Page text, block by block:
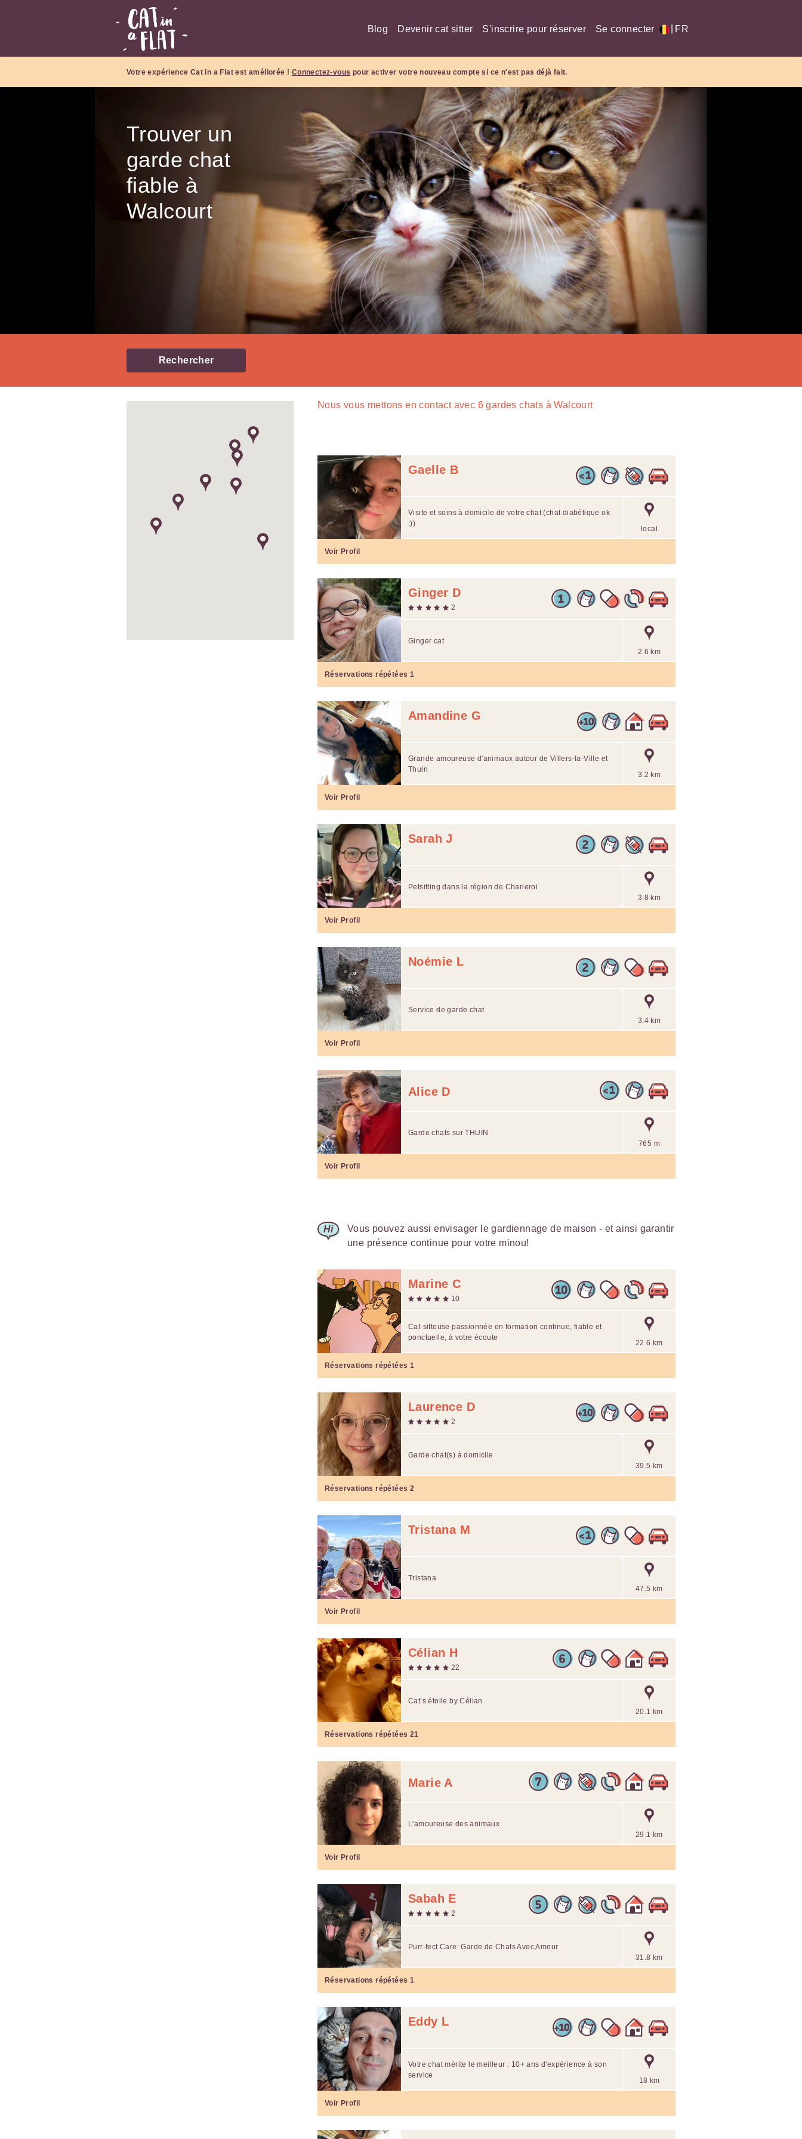
Blog Devenir cat sitter S'inscrire pour réserver Se connecter FR
Votre expérience Cat in a Flat est améliorée ! Connectez-vous pour activer votre nouveau compte si ce n'est pas déjà fait.
Trouver un
garde chat
fiable à
Walcourt
Rechercher
Nous vous mettons en contact avec 6 gardes chats à Walcourt
Gaelle B
local
Visite et soins à domicile de votre chat (chat diabétique ok
:))
Voir Profil
Ginger D
2
2.6 km
Ginger cat
Réservations répétées 1
Amandine G
3.2 km
Grande amoureuse d'animaux autour de Villers-la-Ville et
Thuin
Voir Profil
Sarah J
3.8 km
Petsitting dans la région de Charleroi
Voir Profil
Noémie L
3.4 km
Service de garde chat
Voir Profil
Alice D
765 m
Garde chats sur THUIN
Voir Profil
Vous pouvez aussi envisager le gardiennage de maison - et ainsi garantir
une présence continue pour votre minou!
Marine C
10
22.6 km
Cat-sitteuse passionnée en formation continue, fiable et
ponctuelle, à votre écoute
Réservations répétées 1
Laurence D
2
39.5 km
Garde chat(s) à domicile
Réservations répétées 2
Tristana M
47.5 km
Tristana
Voir Profil
Célian H
22
20.1 km
Cat’s étoile by Célian
Réservations répétées 21
Marie A
29.1 km
L'amoureuse des animaux
Voir Profil
Sabah E
2
31.8 km
Purr-fect Care: Garde de Chats Avec Amour
Réservations répétées 1
Eddy L
18 km
Votre chat mérite le meilleur : 10+ ans d'expérience à son
service
Voir Profil